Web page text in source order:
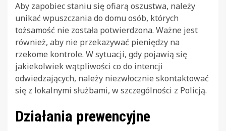
Aby zapobiec staniu się ofiarą oszustwa, należy
unikać wpuszczania do domu osób, których
tożsamość nie została potwierdzona. Ważne jest
również, aby nie przekazywać pieniędzy na
rzekome kontrole. W sytuacji, gdy pojawią się
jakiekolwiek wątpliwości co do intencji
odwiedzających, należy niezwłocznie skontaktować
się z lokalnymi służbami, w szczególności z Policją.
Działania prewencyjne